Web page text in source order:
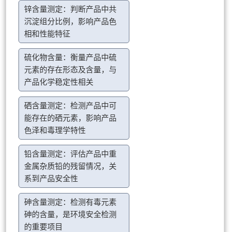
锌含量测定：判断产品中共
沉淀组分比例，影响产品色
相和性能特征
硫化物含量：衡量产品中硫
元素的存在形态及含量，与
产品化学稳定性相关
硒含量测定：检测产品中可
能存在的硒元素，影响产品
色泽和毒理学特性
铅含量测定：评估产品中重
金属杂质铅的残留情况，关
系到产品安全性
砷含量测定：检测有毒元素
砷的含量，是环境安全检测
的重要项目